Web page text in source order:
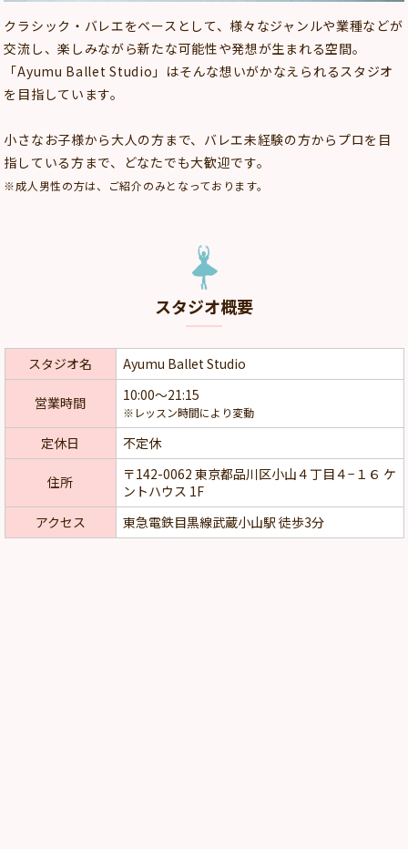
クラシック・バレエをベースとして、様々なジャンルや業種などが
交流し、楽しみながら新たな可能性や発想が生まれる空間。
「Ayumu Ballet Studio」はそんな想いがかなえられるスタジオ
を目指しています。
小さなお子様から大人の方まで、バレエ未経験の方からプロを目
指している方まで、どなたでも大歓迎です。
※成人男性の方は、ご紹介のみとなっております。
スタジオ概要
スタジオ名 Ayumu Ballet​ Studio
営業時間 10:00～21:15
※レッスン時間により変動
定休日 不定休
住所
〒142-0062 東京都品川区小山４丁目４−１６ ケ
ントハウス 1F
アクセス
東急電鉄目黒線武蔵小山駅 徒歩3分